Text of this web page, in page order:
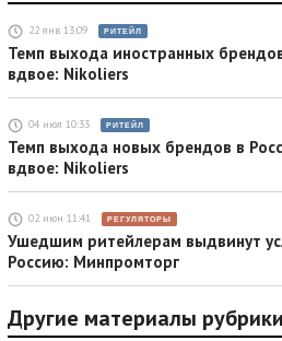
22 янв 13:09 РИТЕЙЛ
Темп выхода иностранных
вдвое: Nikoliers
04 июл 10:33 РИТЕЙЛ
Темп выхода новых брендов в
вдвое: Nikoliers
02 июн 11:41 РЕГУЛЯТОРЫ
Ушедшим ритейлерам выдвинут
Россию: Минпромторг
Другие материалы рубрики